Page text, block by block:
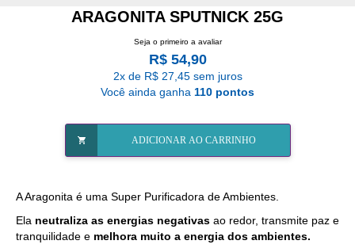
ARAGONITA SPUTNICK 25G
Seja o primeiro a avaliar
R$ 54,90
2x de R$ 27,45 sem juros
Você ainda ganha 110 pontos
ADICIONAR AO CARRINHO
A Aragonita é uma Super Purificadora de Ambientes.
Ela neutraliza as energias negativas ao redor, transmite paz e
tranquilidade e melhora muito a energia dos ambientes.